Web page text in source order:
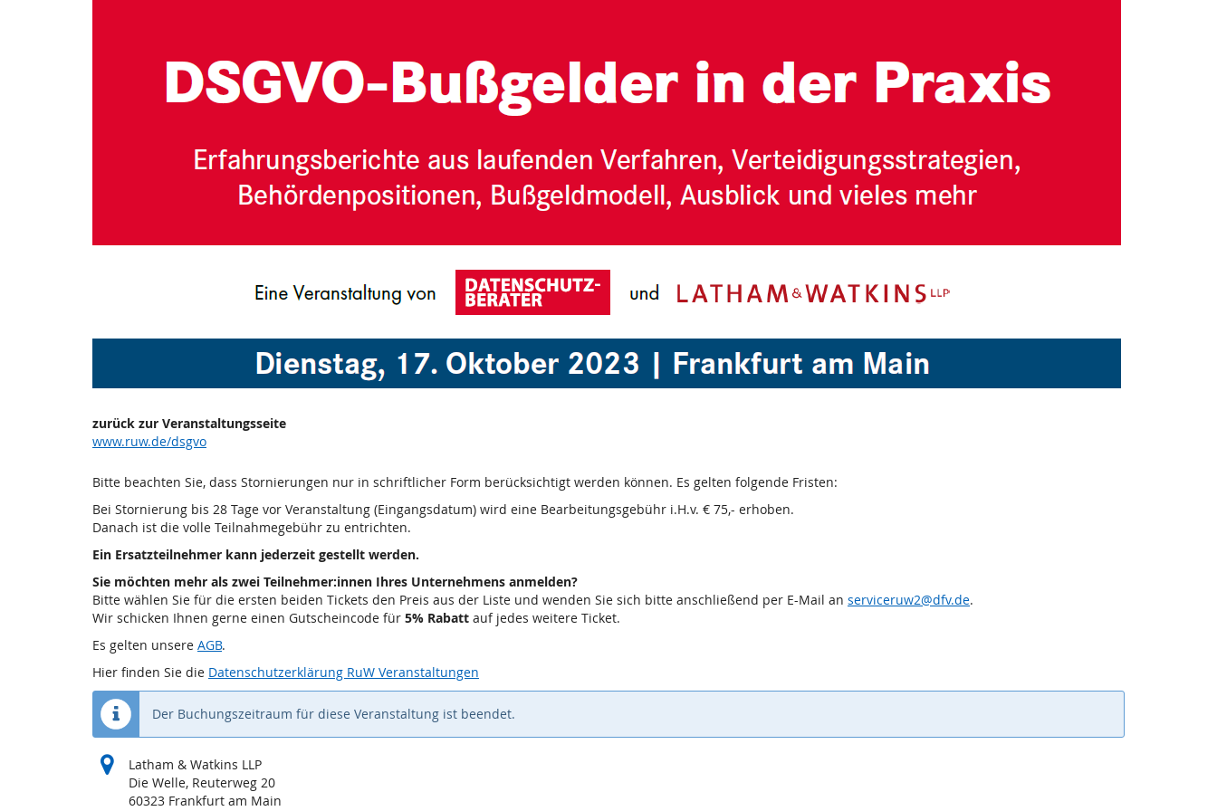
Bußgelder
Di, 17. Oktober 2023
zurück zur Veranstaltungsseite
www.ruw.de/dsgvo
Bitte beachten Sie, dass Stornierungen nur in schriftlicher Form berücksichtigt werden können. Es gelten folgende Fristen:
Bei Stornierung bis 28 Tage vor Veranstaltung (Eingangsdatum) wird eine Bearbeitungsgebühr i.H.v. € 75,- erhoben.
Danach ist die volle Teilnahmegebühr zu entrichten.
Ein Ersatzteilnehmer kann jederzeit gestellt werden.
Sie möchten mehr als zwei Teilnehmer:innen Ihres Unternehmens anmelden?
Bitte wählen Sie für die ersten beiden Tickets den Preis aus der Liste und wenden Sie sich bitte anschließend per E-Mail an serviceruw2@dfv.de.
Wir schicken Ihnen gerne einen Gutscheincode für 5% Rabatt auf jedes weitere Ticket.
Es gelten unsere AGB.
Hier finden Sie die Datenschutzerklärung RuW Veranstaltungen
Der Buchungszeitraum für diese Veranstaltung ist beendet.
Latham & Watkins LLP
Die Welle, Reuterweg 20
60323 Frankfurt am Main